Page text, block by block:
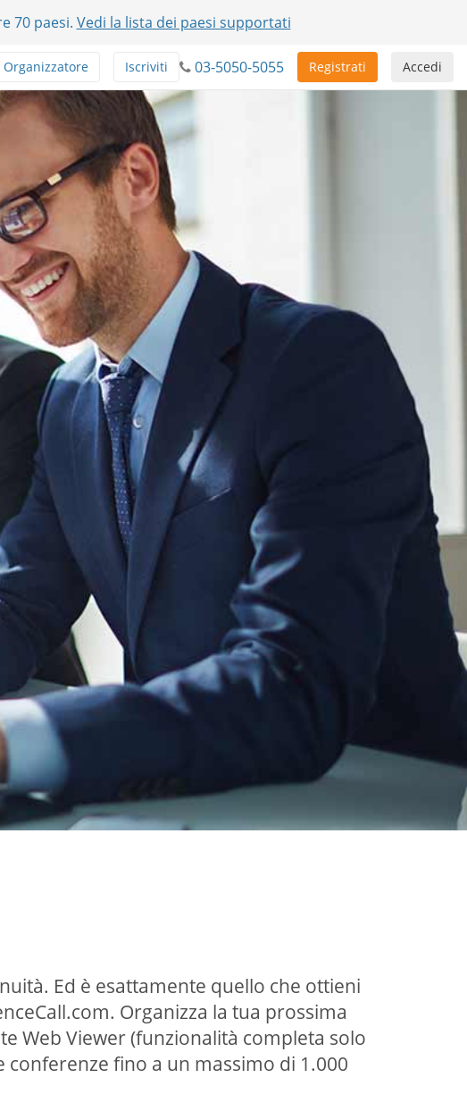
70 paesi. Vedi la lista dei paesi supportati
Accedi
Registrati
03-5050-5055
Iscriviti
Organizzatore
Ed è esattamente quello che ottieni
Organizza la tua prossima
Web Viewer (funzionalità completa solo
fino a un massimo di 1.000